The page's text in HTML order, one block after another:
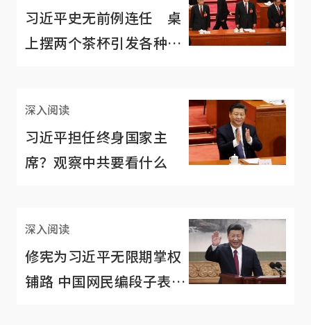
习近平史无前例连任 桌
上摆两个茶杯引发各种解
深入阅读
习近平担任终身国家主
席？观察中共要看什么
深入阅读
修宪为习近平无限期掌权
铺路 中国网民编段子表不